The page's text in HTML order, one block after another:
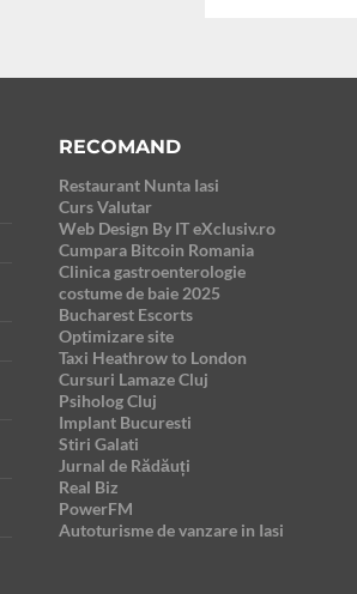
RECOMAND
Restaurant Nunta Iasi
Curs Valutar
Web Design By IT eXclusiv.ro
Cumpara Bitcoin Romania
Clinica gastroenterologie
costume de baie 2025
Bucharest Escorts
Optimizare site
Taxi Heathrow to London
Cursuri Lamaze Cluj
Psiholog Cluj
Implant Bucuresti
Stiri Galati
Jurnal de Rădăuți
Real Biz
PowerFM
Autoturisme de vanzare in Iasi